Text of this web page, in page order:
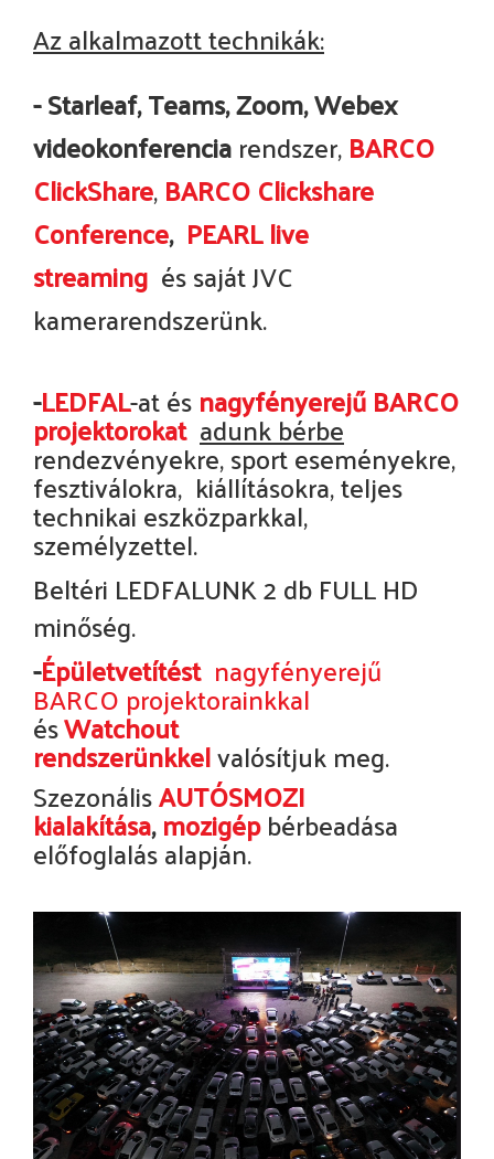
Az alkalmazott technikák:
-Starleaf, Teams, Zoom, Webex
videokonferenciarendszer,BARCO
ClickShare,BARCO Clickshare
Conference, PEARLlive
streaming és saját JVC
kamerarendszerünk.
-LEDFAL-at ésnagyfényerejű BARCO
projektorokat adunk bérbe
rendezvényekre, sport eseményekre,
fesztiválokra, kiállításokra, teljes
technikai eszközparkkal,
személyzettel.
Beltéri LEDFALUNK 2 db FULL HD
minőség.
-Épületvetítést nagyfényerejű
BARCO projektorainkkal
ésWatchout
rendszerünkkelvalósítjuk meg.
SzezonálisAUTÓSMOZI
kialakítása,mozigépbérbeadása
előfoglalás alapján.